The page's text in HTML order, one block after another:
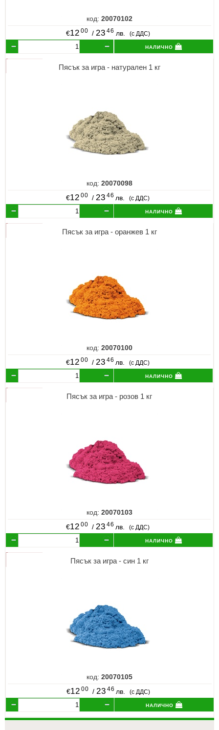
код: 20070102
€12 00 / 23 46 лв. (с ДДС)
налично
Пясък за игра - натурален 1 кг
код: 20070098
€12 00 / 23 46 лв. (с ДДС)
налично
Пясък за игра - оранжев 1 кг
код: 20070100
€12 00 / 23 46 лв. (с ДДС)
налично
Пясък за игра - розов 1 кг
код: 20070103
€12 00 / 23 46 лв. (с ДДС)
налично
Пясък за игра - син 1 кг
код:20070105
€12 00 / 23 46 лв. (с ДДС)
налично